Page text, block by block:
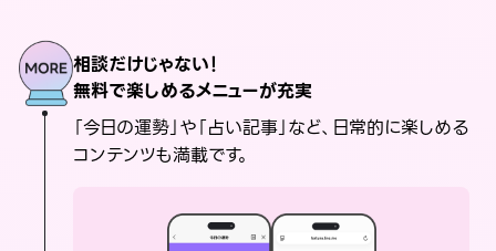
相談だけじゃない！
無料で楽しめるメニューが充実
「今日の運勢」や「占い記事」など、日常的に楽しめる
コンテンツも満載です。